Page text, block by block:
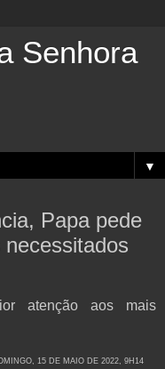
Senhora
▼
Papa pede
atenção aos mais
15 DE MAIO DE 2022, 9H14